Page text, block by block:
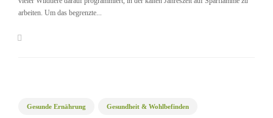
arbeiten. Um das begrenzte...
Gesunde Ernährung Gesundheit & Wohlbefinden